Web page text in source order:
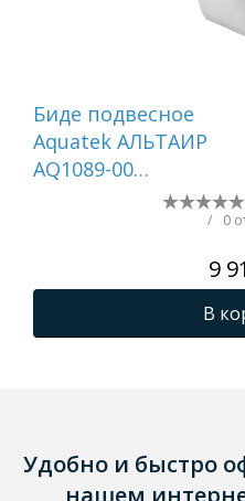
Биде подвесное
Aquatek АЛЬТАИР
AQ1089-00
525*400*340, цвет
/ 0
9
В
Удобно и быстро